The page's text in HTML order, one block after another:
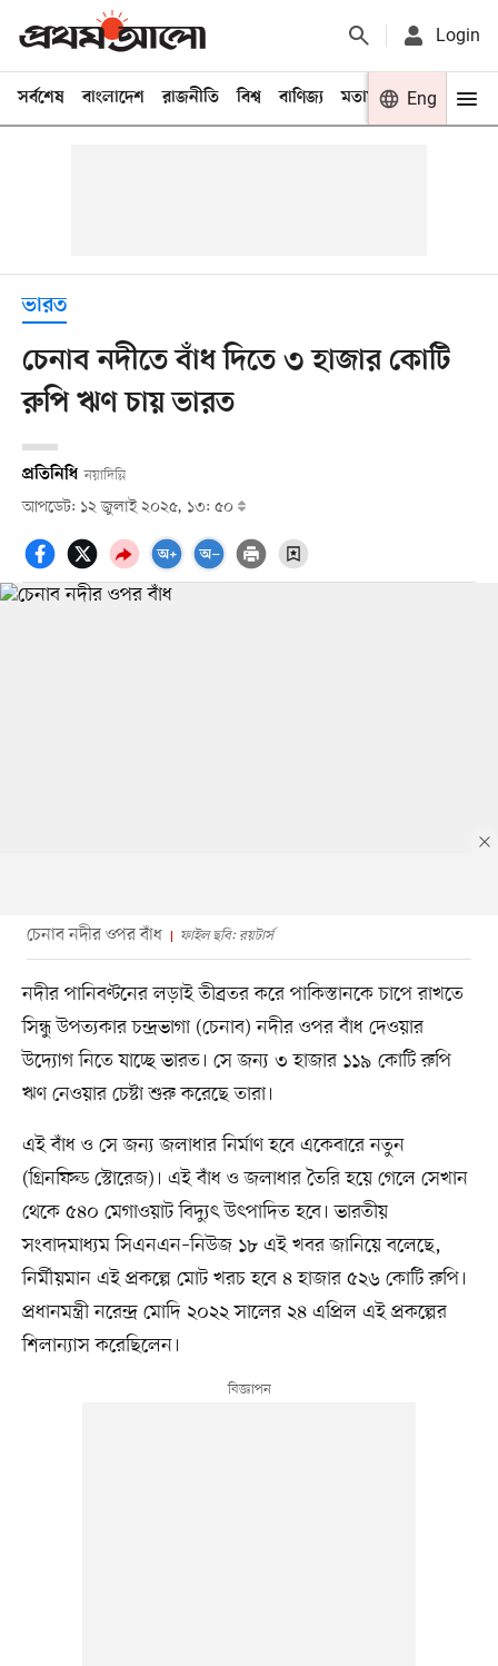
Login
সর্বশেষ বাংলাদেশ রাজনীতি বিশ্ব বাণিজ্য মতামত খেলা
Eng
ভারত
চেনাব নদীতে বাঁধ দিতে ৩ হাজার কোটি
রুপি ঋণ চায় ভারত
প্রতিনিধি নয়াদিল্লি
আপডেট: ১২ জুলাই ২০২৫, ১৩: ৫০
চেনাব নদীর ওপর বাঁধ ফাইল ছবি: রয়টার্স
নদীর পানিবণ্টনের লড়াই তীব্রতর করে পাকিস্তানকে চাপে রাখতে
সিন্ধু উপত্যকার চন্দ্রভাগা (চেনাব) নদীর ওপর বাঁধ দেওয়ার
উদ্যোগ নিতে যাচ্ছে ভারত। সে জন্য ৩ হাজার ১১৯ কোটি রুপি
ঋণ নেওয়ার চেষ্টা শুরু করেছে তারা।
এই বাঁধ ও সে জন্য জলাধার নির্মাণ হবে একেবারে নতুন
(গ্রিনফিল্ড স্টোরেজ)। এই বাঁধ ও জলাধার তৈরি হয়ে গেলে সেখান
থেকে ৫৪০ মেগাওয়াট বিদ্যুৎ উৎপাদিত হবে। ভারতীয়
সংবাদমাধ্যম সিএনএন–নিউজ ১৮ এই খবর জানিয়ে বলেছে,
নির্মীয়মান এই প্রকল্পে মোট খরচ হবে ৪ হাজার ৫২৬ কোটি রুপি।
প্রধানমন্ত্রী নরেন্দ্র মোদি ২০২২ সালের ২৪ এপ্রিল এই প্রকল্পের
শিলান্যাস করেছিলেন।